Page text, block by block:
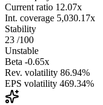
Current ratio 12.07x
Int. coverage 5,030.17x
Stability
23 /100
Unstable
Beta -0.65x
Rev. volatility 86.94%
EPS volatility 469.34%